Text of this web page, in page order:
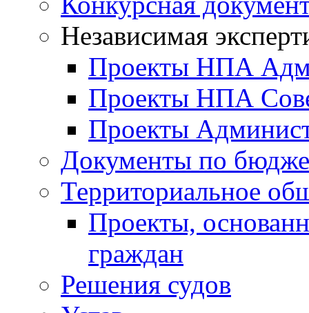
Независимая
Проекты НПА
Проекты НПА
Проекты
Документы по
Территориальное
Проекты,
граждан
Решения судов